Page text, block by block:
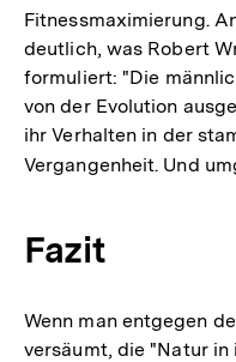
Fitnessmaximierung.
deutlich, was Robert
formuliert: "Die
von der Evolution
ihr Verhalten in der
Vergangenheit. Und
Fazit
Wenn man entgegen
versäumt, die "Natur in